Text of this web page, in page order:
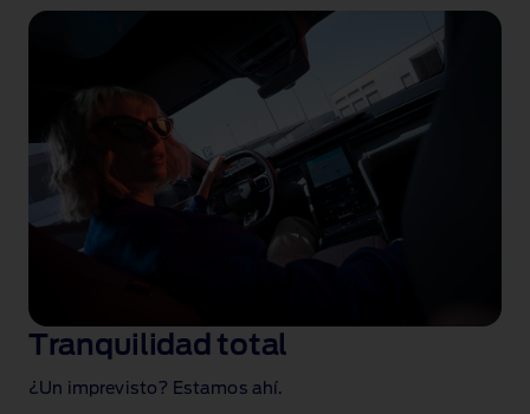
Tranquilidad total
¿Un imprevisto? Estamos ahí.